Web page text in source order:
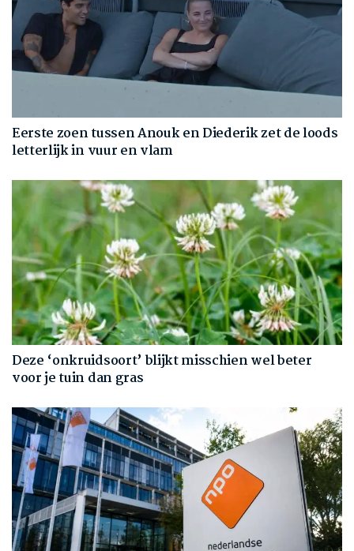
Eerste zoen tussen Anouk en Diederik zet de loods
letterlijk in vuur en vlam
Deze ‘onkruidsoort’ blijkt misschien wel beter
voor je tuin dan gras